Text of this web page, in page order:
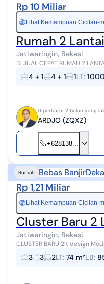
Rp 10 Miliar
Rp Lihat Kemampuan Cicilan-
Rumah 2
Jatiwaringin, Bekasi
DI JUAL CEPAT RUMAH 2 LANTAI dan
jakarta timur Hunian Nyaman dan BEBAS BANJIR Lingkungan
Nyaman dan Aman ada ...
4 + 1 4 + 1 1LT:
Diperbarui 2 bulan yang
ARDJO (ZQXZ)
+628138...
Rumah Bebas Banjir
Rp 1,21 Miliar
Rp Lihat Kemampuan Cicilan-
Cluster Baru 2
Jatiwaringin, Bekasi
CLUSTER BARU 2lt design
Pondok Gede Bekasi Kota
banjir UNIT TERBA...
3 3 2LT: 74 m²LB: